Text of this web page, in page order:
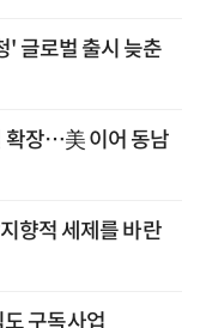
' 글로벌 출시 늦춘
확장…美 이어 동남
향적 세제를 바란
구독사업